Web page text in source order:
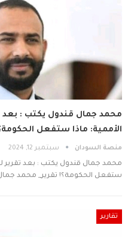
محمد جمال قندول يكتب : بعد
الأممية: ماذا ستفعل
منصة السودان سبتمبر 12, 2024
محمد جمال قندول يكتب : بعد تقرير
ستفعل الحكومة؟! تقرير_ محمد
تقارير